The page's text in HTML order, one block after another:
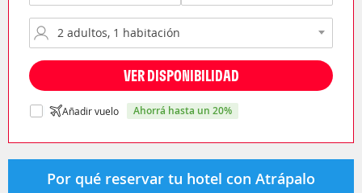
VER DISPONIBILIDAD
Añadir vuelo ahorrá hasta un 20%
Por qué reservar tu hotel con Atrápalo